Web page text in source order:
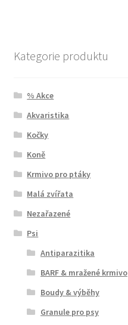
Kategorie produktu
% Akce
Akvaristika
Kočky
Koně
Krmivo pro ptáky
Malá zvířata
Nezařazené
Psi
Antiparazitika
BARF & mražené krmivo
Boudy & výběhy
Granule pro psy